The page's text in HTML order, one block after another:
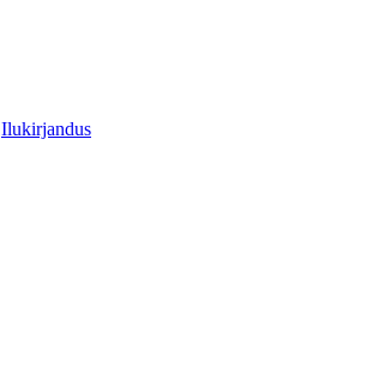
Ilukirjandus